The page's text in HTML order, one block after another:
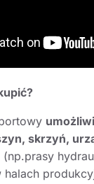
skrzyń,